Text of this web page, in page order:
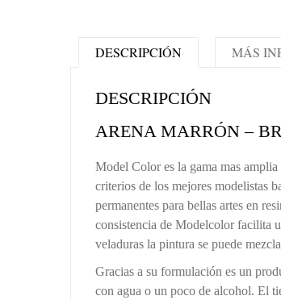
DESCRIPCIÓN
DESCRIPCIÓN
ARENA MARRÓN –
Model Color es la gama mas
criterios de los mejores modelistas
permanentes para bellas artes en
consistencia de Modelcolor facilita
veladuras la pintura se puede
Gracias a su formulación es un
con agua o un poco de alcohol. El
MÁS